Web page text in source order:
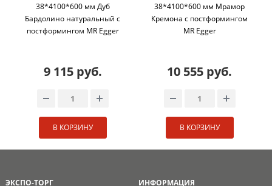
38*4100*600 мм Дуб
Бардолино натуральный с
постформингом MR Egger
9 115 руб.
В КОРЗИНУ
38*4100*600 мм Мрамор
Кремона с постформингом
MR Egger
10 555 руб.
В КОРЗИНУ
ЭКСПО-ТОРГ ИНФОРМАЦИЯ